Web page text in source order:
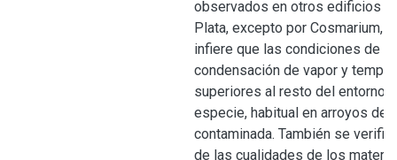
observados en otros edificios
Plata, excepto por Cosmarium,
infiere que las condiciones de
condensación de vapor y
superiores al resto del entorno
especie, habitual en arroyos de
contaminada. También se
de las cualidades de los